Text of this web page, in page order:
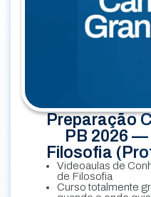
Preparação
PB 2026
Filosofia
Videoaulas de
de Filosofia
Curso totalmente